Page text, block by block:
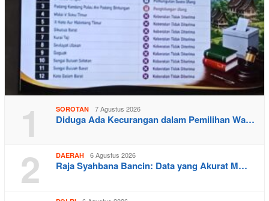
1 SOROTAN 7 Agustus 2026
Diduga Ada Kecurangan dalam Pemilihan Wa…
2 DAERAH 6 Agustus 2026
Raja Syahbana Bancin: Data yang Akurat M…